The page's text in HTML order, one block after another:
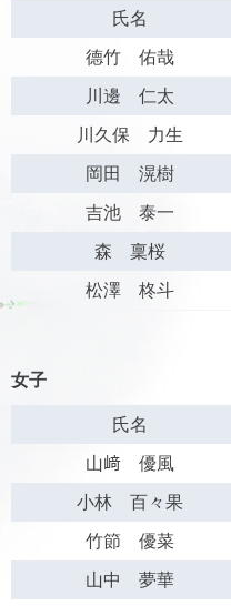
氏名
德竹 佑哉
川邊 仁太
川久保 力生
岡田 滉樹
吉池 泰一
森 稟桜
松澤 柊斗
女子
氏名
山﨑 優風
小林 百々果
竹節 優菜
山中 夢華